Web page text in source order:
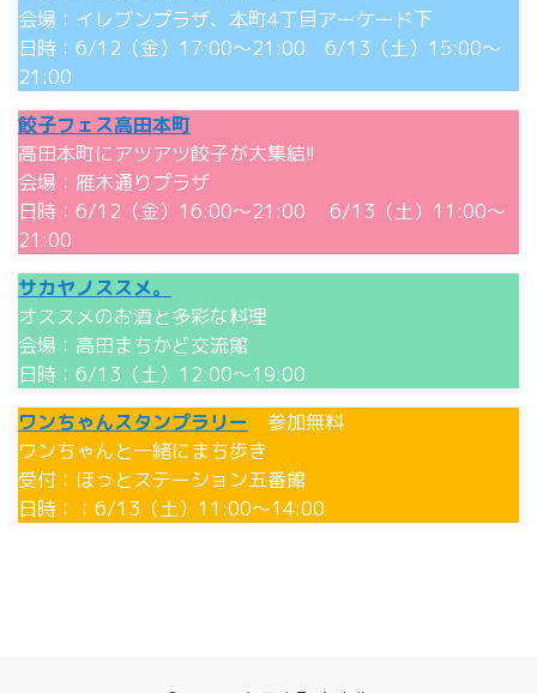
会場：イレブンプラザ、本町4丁目アーケード下
日時：6/12（金）17:00〜21:00 6/13（土）15:00〜
21:00
餃子フェス高田本町
高田本町にアツアツ餃子が大集結!!
会場：雁木通りプラザ
日時：6/12（金）16:00～21:00 6/13（土）11:00～
21:00
サカヤノススメ。
オススメのお酒と多彩な料理
会場：高田まちかど交流館
日時：6/13（土）12:00～19:00
ワンちゃんスタンプラリー 参加無料
ワンちゃんと一緒にまち歩き
受付：ほっとステーション五番館
日時：：6/13（土）11:00～14:00